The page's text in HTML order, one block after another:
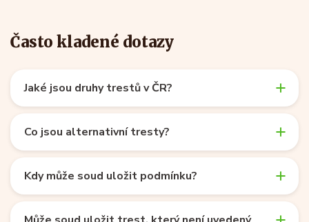
Často kladené dotazy
Jaké jsou druhy trestů v ČR?
Co jsou alternativní tresty?
Kdy může soud uložit podmínku?